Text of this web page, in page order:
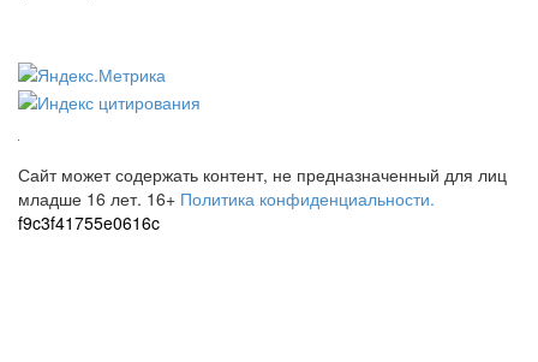
Сайт может содержать контент, не предназначенный для лиц
младше 16 лет. 16+ Политика конфиденциальности.
f9c3f41755e0616c